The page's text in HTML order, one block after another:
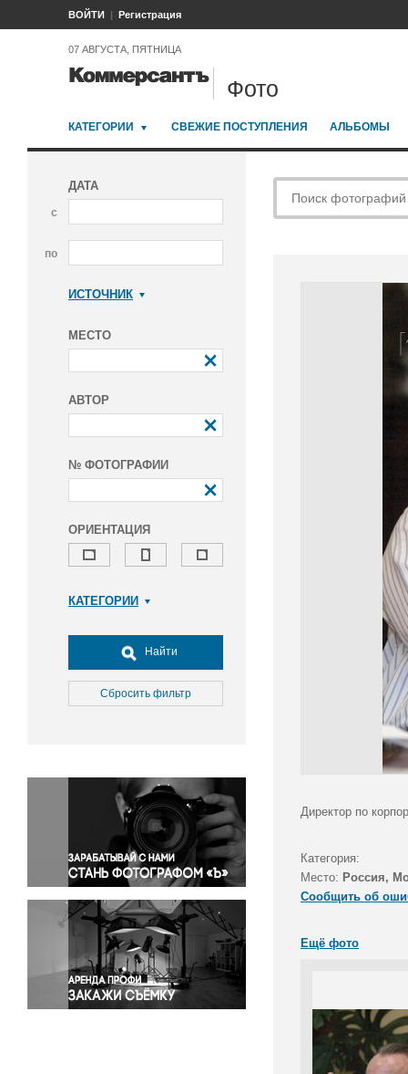
ВОЙТИ Регистрация
07 АВГУСТА, ПЯТНИЦА
Фото
КАТЕГОРИИ СВЕЖИЕ ПОСТУПЛЕНИЯ АЛЬБОМЫ
ДАТА
с
по
ИСТОЧНИК
МЕСТО
АВТОР
№ ФОТОГРАФИИ
ОРИЕНТАЦИЯ
КАТЕГОРИИ
Досуг, туризм и отдых
Культура
Медицина
Окружающая среда
Политика
Правосудие
Происшествия и конфликты
Религия
Светская жизнь
Спорт
Экология
Экономика и бизнес
Найти
Сбросить фильтр
Директор по
Категория:
Место: Россия,
Сообщить об
Ещё фото